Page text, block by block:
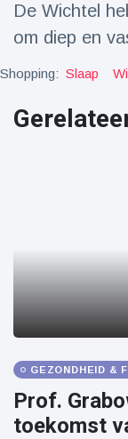
Gezondheid &
Reizen &
Laatste
op
De Wichtel
om diep en
Shopping: Slaap
GEZONDHEID &
Prof.
toekomst